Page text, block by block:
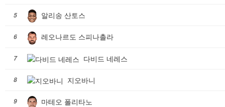
5 알리송 산토스
6 레오나르도 스피나촐라
7 다비드 네레스
8 지오바니
9 마테오 폴리타노